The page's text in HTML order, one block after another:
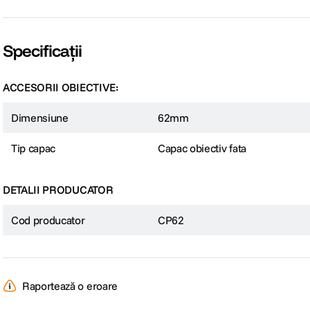
Specificații
ACCESORII OBIECTIVE:
Dimensiune 62mm
Tip capac Capac obiectiv fata
DETALII PRODUCATOR
Cod producator CP62
Raportează o eroare